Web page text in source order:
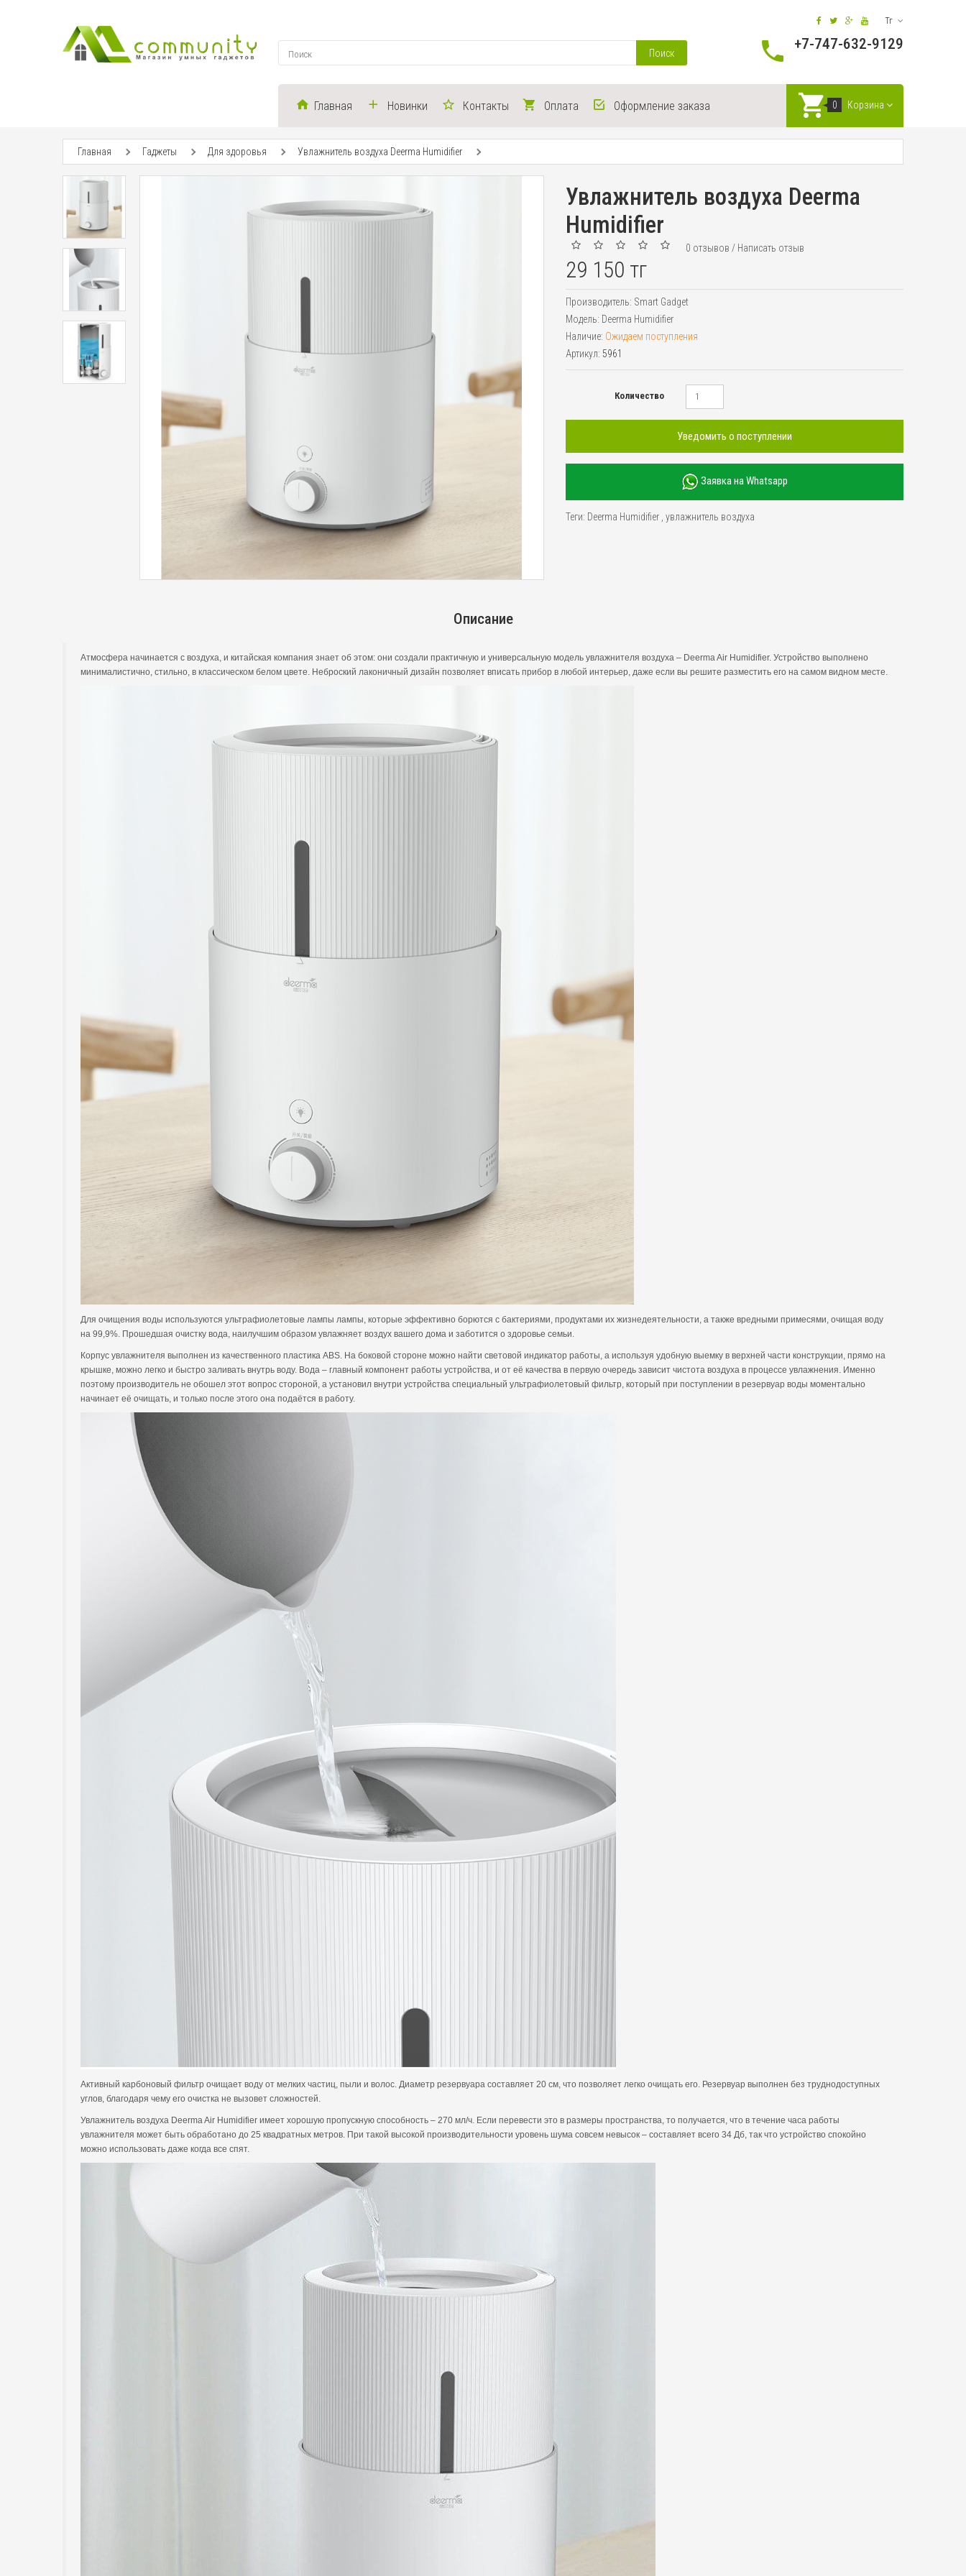
Тг
Поиск
+7-747-632-9129
Главная Новинки Контакты Оплата Оформление заказа 0 Корзина
Главная Гаджеты Для здоровья Увлажнитель воздуха Deerma Humidifier
Увлажнитель воздуха Deerma
Humidifier
0 отзывов / Написать отзыв
29 150 тг
Производитель: Smart Gadget
Модель: Deerma Humidifier
Наличие: Ожидаем поступления
Артикул: 5961
Количество
Уведомить о поступлении
Заявка на Whatsapp
Теги: Deerma Humidifier увлажнитель воздуха
Описание
Атмосфера начинается с воздуха, и китайская компания знает об этом: они создали практичную и универсальную модель увлажнителя воздуха – Deerma Air Humidifier. Устройство выполнено
минималистично, стильно, в классическом белом цвете. Неброский лаконичный дизайн позволяет вписать прибор в любой интерьер, даже если вы решите разместить его на самом видном месте.
Для очищения воды используются ультрафиолетовые лампы лампы, которые эффективно борются с бактериями, продуктами их жизнедеятельности, а также вредными примесями, очищая воду
на 99,9%. Прошедшая очистку вода, наилучшим образом увлажняет воздух вашего дома и заботится о здоровье семьи.
Корпус увлажнителя выполнен из качественного пластика ABS. На боковой стороне можно найти световой индикатор работы, а используя удобную выемку в верхней части конструкции, прямо на
крышке, можно легко и быстро заливать внутрь воду. Вода – главный компонент работы устройства, и от её качества в первую очередь зависит чистота воздуха в процессе увлажнения. Именно
поэтому производитель не обошел этот вопрос стороной, а установил внутри устройства специальный ультрафиолетовый фильтр, который при поступлении в резервуар воды моментально
начинает её очищать, и только после этого она подаётся в работу.
Активный карбоновый фильтр очищает воду от мелких частиц, пыли и волос. Диаметр резервуара составляет 20 см, что позволяет легко очищать его. Резервуар выполнен без труднодоступных
углов, благодаря чему его очистка не вызовет сложностей.
Увлажнитель воздуха Deerma Air Humidifier имеет хорошую пропускную способность – 270 мл/ч. Если перевести это в размеры пространства, то получается, что в течение часа работы
увлажнителя может быть обработано до 25 квадратных метров. При такой высокой производительности уровень шума совсем невысок – составляет всего 34 Дб, так что устройство спокойно
можно использовать даже когда все спят.